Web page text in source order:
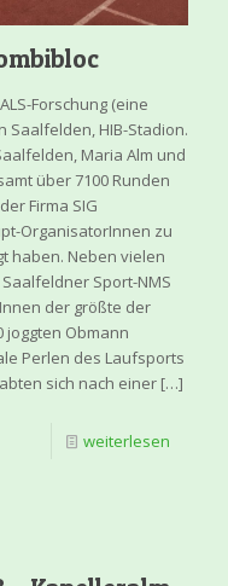
Forschung (eine
Saalfelden, HIB-Stadion.
Maria Alm und
über 7100 Runden
Firma SIG
OrganisatorInnen zu
haben. Neben vielen
Sport-NMS
der größte der
joggten Obmann
Perlen des Laufsports
sich nach einer […]
weiterlesen